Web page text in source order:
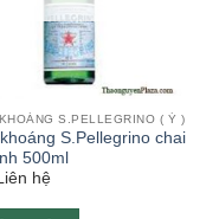
S.PELLEGRINO ( Ý )
S.Pellegrino chai
500ml
hệ